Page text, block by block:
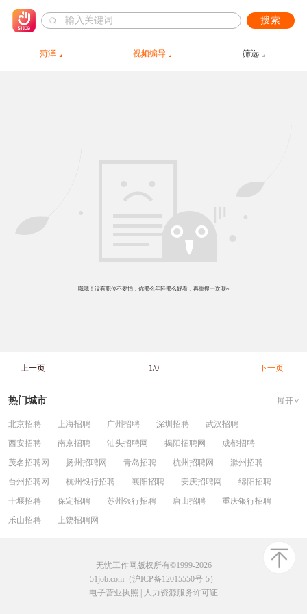
搜索
菏泽 视频编导 筛选
哦哦！没有职位不要怕，你那么年轻那么好看，再重搜一次呗~
上一页 1/0 下一页
热门城市 展开
北京招聘 上海招聘 广州招聘 深圳招聘
武汉招聘
西安招聘
南京招聘 汕头招聘网 揭阳招聘网
成都招聘
茂名招聘网
扬州招聘网 青岛招聘 杭州招聘网
滁州招聘
台州招聘网
杭州银行招聘 襄阳招聘 安庆招聘网
绵阳招聘
十堰招聘
保定招聘 苏州银行招聘 唐山招聘
重庆银行招聘
乐山招聘
上饶招聘网
无忧工作网版权所有©1999-2026
51job.com（沪ICP备12015550号-5）
电子营业执照
人力资源服务许可证